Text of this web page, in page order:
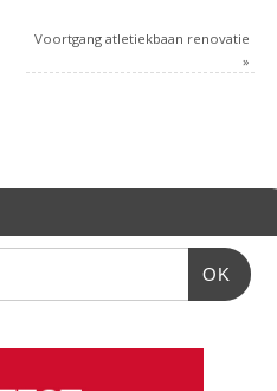
Voortgang atletiekbaan renovatie
»
OK